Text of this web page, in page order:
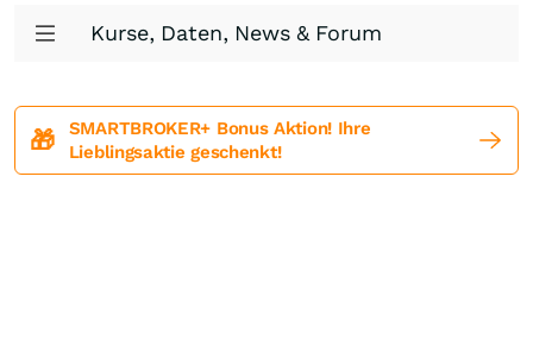
Kurse, Daten, News & Forum
🎁
SMARTBROKER+ Bonus Aktion! Ihre
Lieblingsaktie geschenkt!